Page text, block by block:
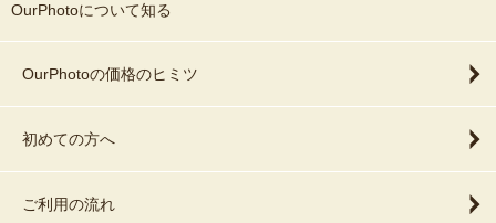
OurPhotoについて知る
OurPhotoの価格のヒミツ
初めての方へ
ご利用の流れ